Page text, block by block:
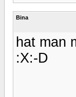
Bina
hat man
:X:-D